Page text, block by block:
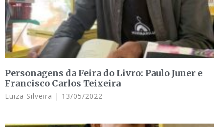
Personagens da Feira do Livro: Paulo Juner e
Francisco Carlos Teixeira
Luiza Silveira 13/05/2022